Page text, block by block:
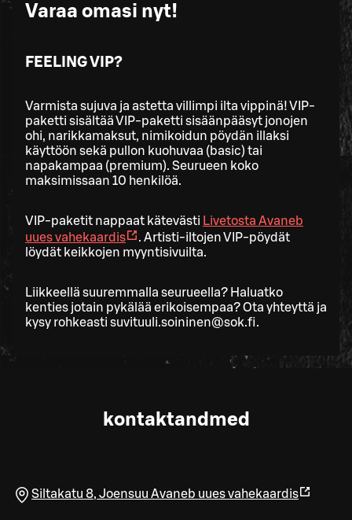
Varaa omasi nyt!
FEELING VIP?
Varmista sujuva ja astetta villimpi ilta vippinä! VIP-
paketti sisältää VIP-paketti sisäänpääsyt jonojen
ohi, narikkamaksut, nimikoidun pöydän illaksi
käyttöön sekä pullon kuohuvaa (basic) tai
napakampaa (premium). Seurueen koko
maksimissaan 10 henkilöä.
VIP-paketit nappaat kätevästi Livetosta Avaneb
uues vahekaardis
. Artisti-iltojen VIP-pöydät
löydät keikkojen myyntisivuilta.
Liikkeellä suuremmalla seurueella? Haluatko
kenties jotain pykälää erikoisempaa? Ota yhteyttä ja
kysy rohkeasti suvituuli.soininen@sok.fi.
kontaktandmed
Siltakatu 8, Joensuu Avaneb uues vahekaardis